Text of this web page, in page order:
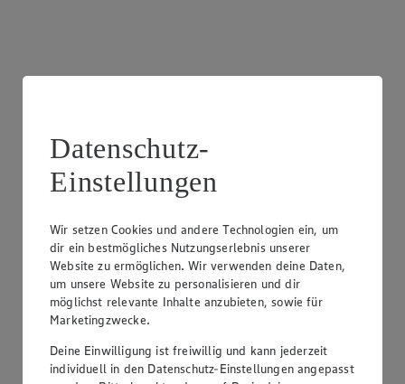
Frischetheke Wurst
Besuche unsere Theken mit einer breiten Auswahl an
Wurstspezialitäten für jeden Geschmack.
Datenschutz-
Einstellungen
Wir setzen Cookies und andere Technologien ein, um
dir ein bestmögliches Nutzungserlebnis unserer
Website zu ermöglichen. Wir verwenden deine Daten,
um unsere Website zu personalisieren und dir
möglichst relevante Inhalte anzubieten, sowie für
Marketingzwecke.
Deine Einwilligung ist freiwillig und kann jederzeit
individuell in den Datenschutz-Einstellungen angepasst